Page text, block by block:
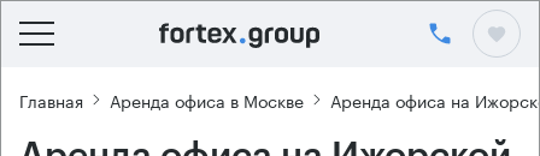
Главная Аренда офиса в Москве Аренда офиса на